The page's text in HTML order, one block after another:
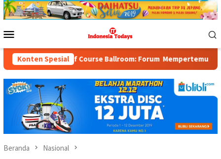
Loncat
ke
Mobile
Konten Spesial
Course Ballroom: Forum Mempertemukan Pemerintah,
Beranda Nasional